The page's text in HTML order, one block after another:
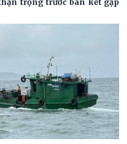
trọng trước bán kết gặp